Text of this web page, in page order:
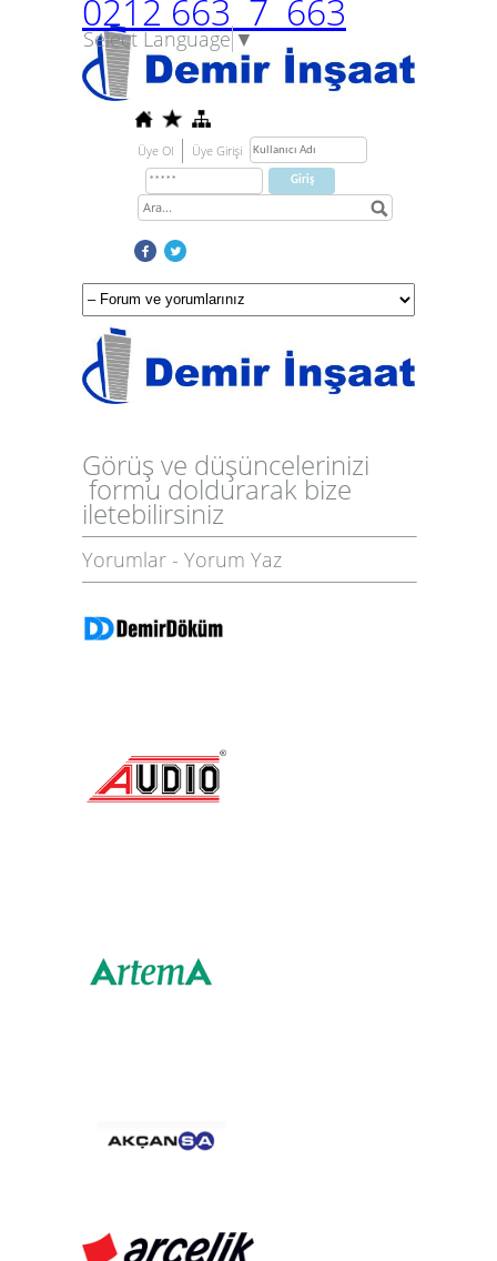
0212 663 7 663
Select Language▼
Üye Ol Üye Girişi
Görüş ve düşüncelerinizi
formu doldurarak bize
iletebilirsiniz
Yorumlar - Yorum Yaz